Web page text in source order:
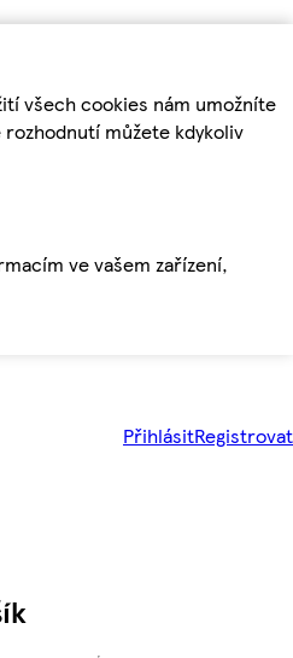
všech cookies nám umožníte
můžete kdykoliv
ve vašem zařízení,
PřihlásitRegistrovat